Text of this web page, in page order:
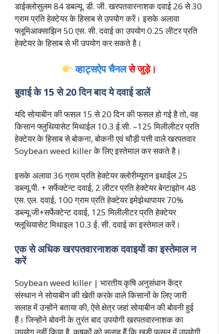
डाईक्लोसुलम 84 डबल्यू. डी. जी. खरपतवारनाशक दवाई 26 से 30
ग्राम प्रति हेक्टेयर के हिसाब से उपयोग करें। इसके अलावा
फ्लूमिआक्साझिन 50 एस. सी. दवाई का उपयोग 0.25 लीटर प्रति
हेक्टेयर के हिसाब से भी उपयोग कर सकते है।
व्हाट्सऐप चैनलसे जुड़े।
बुवाई के 15 से 20 दिन बाद ये दवाई डालें
यदि सोयाबीन की फसल 15 से 20 दिन की फसल हो गई है तो, वह
किसान फ्लुथियासेट मिथाईल 10.3 ई.सी. –125 मिलीलीटर प्रति
हेक्टेयर के हिसाब से बोकना, बोकनी एवं चौड़ी पत्ती वाले खरपतवार
Soybean weed killer के लिए इस्तेमाल कर सकते है।
इसके अलावा 36 ग्राम प्रति हेक्टेयर क्लोरीम्यूरान इथाईल 25
डब्ल्यू.पी. + सर्फेक्टेन्ट दवाई, 2 लीटर प्रति हेक्टेयर बेन्टाझोन 48
एस. एल. दवाई, 100 ग्राम प्रति हेक्टेयर इमेझेथापायर 70%
डब्ल्यू.जी+सर्फेक्टेन्ट दवाई, 125 मिलीलीटर प्रति हेक्टेयर
फ्लूथियासेट मिथाइल 10.3 ई. सी. दवाई का इस्तेमाल करें।
एक से अधिक खरपतवारनाशक दवाइयों का इस्तेमाल न
करें
Soybean weed killer | भारतीय कृषि अनुसंधान केंद्र
संस्थान ने सोयाबीन की खेती करके वाले किसानों के लिए जारी
सलाह में उन्होंने बताया की, ऐसे क्षेत्र जहां सोयाबीन की बोवनी हुई
हैं। जिन्होंने बोवनी के तुरंत बाद उपयोगी खरपतवारनाशक का
उपयोग नहीं किया है, कृषकों को सलाह हैं कि खड़ी फसल में उपयोगी